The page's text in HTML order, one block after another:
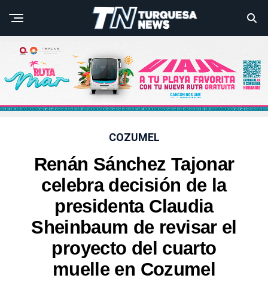
COZUMEL
Renán Sánchez Tajonar
celebra decisión de la
presidenta Claudia
Sheinbaum de revisar el
proyecto del cuarto
muelle en Cozumel